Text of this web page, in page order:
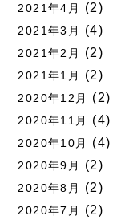
2021年4月 (2)
2021年3月 (4)
2021年2月 (2)
2021年1月 (2)
2020年12月 (2)
2020年11月 (4)
2020年10月 (4)
2020年9月 (2)
2020年8月 (2)
2020年7月 (2)